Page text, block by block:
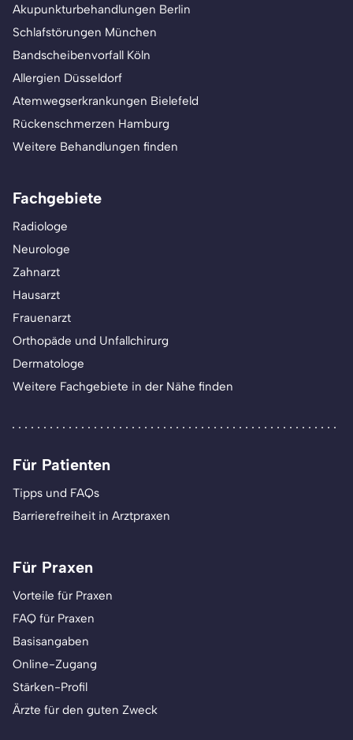
Akupunkturbehandlungen Berlin
Schlafstörungen München
Bandscheibenvorfall Köln
Allergien Düsseldorf
Atemwegserkrankungen Bielefeld
Rückenschmerzen Hamburg
Weitere Behandlungen finden
Fachgebiete
Radiologe
Neurologe
Zahnarzt
Hausarzt
Frauenarzt
Orthopäde und Unfallchirurg
Dermatologe
Weitere Fachgebiete in der Nähe finden
Für Patienten
Tipps und FAQs
Barrierefreiheit in Arztpraxen
Für Praxen
Vorteile für Praxen
FAQ für Praxen
Basisangaben
Online-Zugang
Stärken-Profil
Ärzte für den guten Zweck